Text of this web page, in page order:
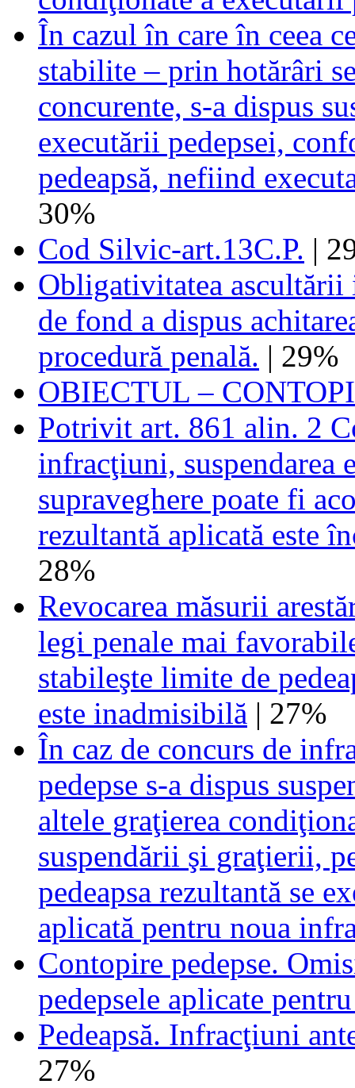
În cazul în care în ceea
stabilite – prin hotărâri
concurente, s-a dispus
executării pedepsei,
pedeapsă, nefiind
30%
Cod Silvic-art.13C.P. |
Obligativitatea
de fond a dispus
procedură penală. | 29%
OBIECTUL –
Potrivit art. 861 alin. 2
infracţiuni, suspendarea
supraveghere poate fi
rezultantă aplicată este
28%
Revocarea măsurii
legi penale mai
stabileşte limite de
este inadmisibilă | 27%
În caz de concurs de
pedepse s-a dispus
altele graţierea
suspendării şi graţierii,
pedeapsa rezultantă se
aplicată pentru noua
Contopire pedepse.
pedepsele aplicate
Pedeapsă. Infracţiuni
27%